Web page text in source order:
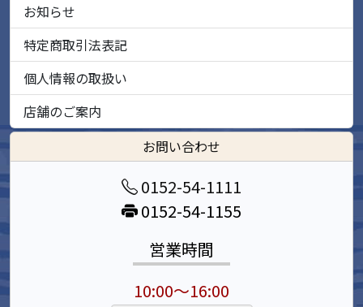
お知らせ
特定商取引法表記
個人情報の取扱い
店舗のご案内
お問い合わせ
0152-54-1111
0152-54-1155
営業時間
10:00～16:00